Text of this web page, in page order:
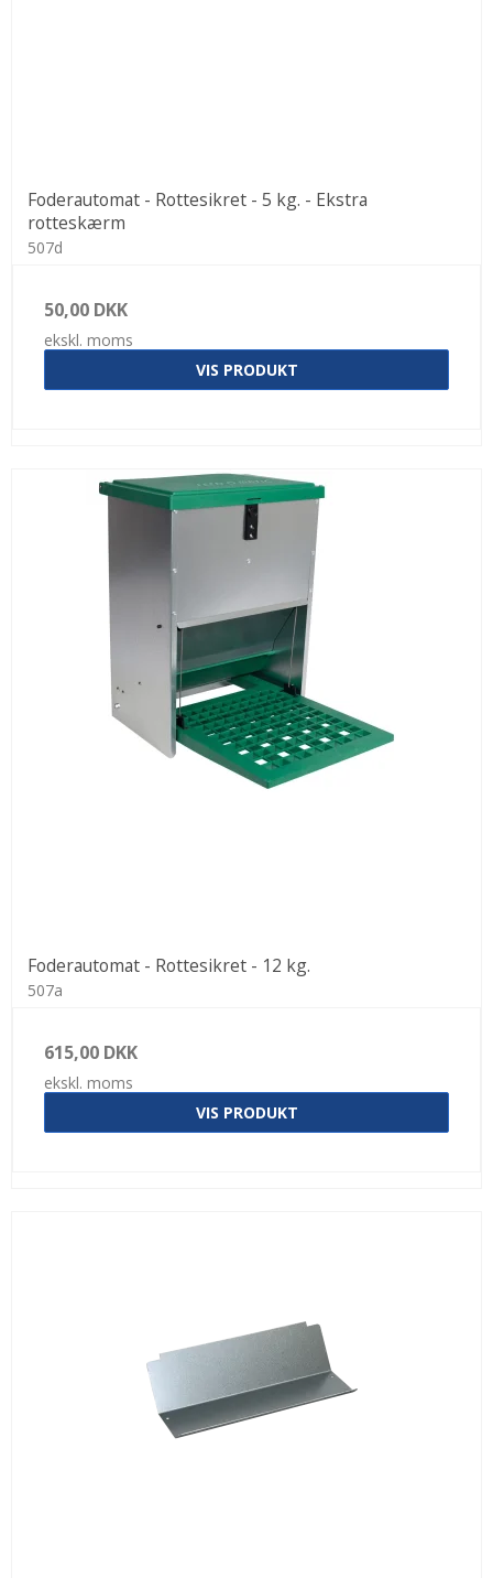
Foderautomat - Rottesikret - 5 kg. - Ekstra
rotteskærm
507d
50,00 DKK
ekskl. moms
VIS PRODUKT
Foderautomat - Rottesikret - 12 kg.
507a
615,00 DKK
ekskl. moms
VIS PRODUKT